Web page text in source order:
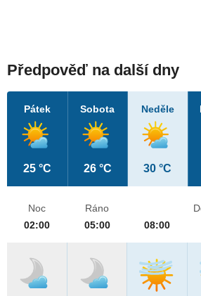
Předpověď na další dny
Pátek
25 °C
Sobota
26 °C
Neděle
30 °C
Noc
02:00
Ráno
05:00
08:00